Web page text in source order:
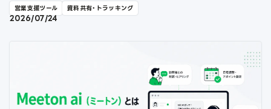
営業支援ツール 資料共有・トラッキング
2026/07/24